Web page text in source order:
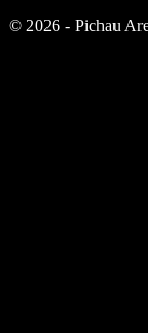
© 2026 - Pichau